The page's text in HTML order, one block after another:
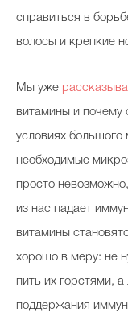
справиться в
волосы и крепкие
Мы уже
витамины и почему
условиях большого
необходимые
просто
из нас падает
витамины
хорошо в меру: не
пить их горстями,
поддержания